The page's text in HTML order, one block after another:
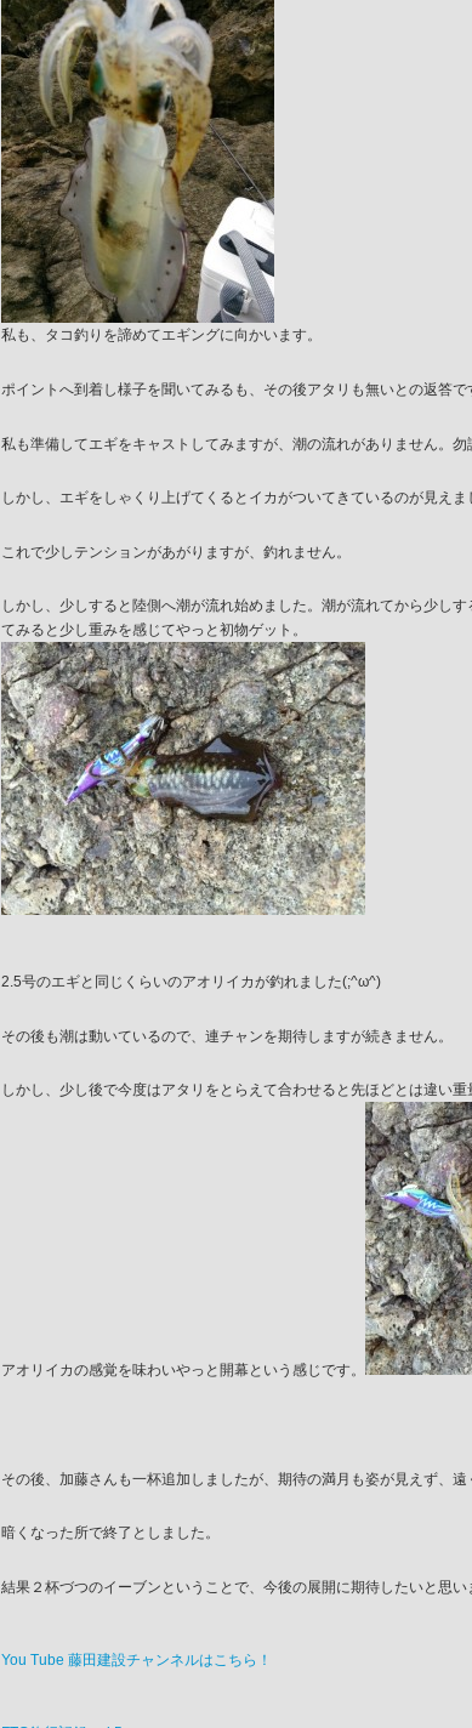
私も、タコ釣りを諦めてエギングに向かいます。
ポイントへ到着し様子を聞いてみるも、その後アタリも無いとの返答で
私も準備してエギをキャストしてみますが、潮の流れがありません。
しかし、エギをしゃくり上げてくるとイカがついてきているのが見えま
これで少しテンションがあがりますが、釣れません。
しかし、少しすると陸側へ潮が流れ始めました。潮が流れてから少し
てみると少し重みを感じてやっと初物ゲット。
2.5号のエギと同じくらいのアオリイカが釣れました(;^ω^)
その後も潮は動いているので、連チャンを期待しますが続きません。
しかし、少し後で今度はアタリをとらえて合わせると先ほどとは違い
アオリイカの感覚を味わいやっと開幕という感じです。
その後、加藤さんも一杯追加しましたが、期待の満月も姿が見えず、
暗くなった所で終了としました。
結果２杯づつのイーブンということで、今後の展開に期待したいと思い
You Tube 藤田建設チャンネルはこちら！